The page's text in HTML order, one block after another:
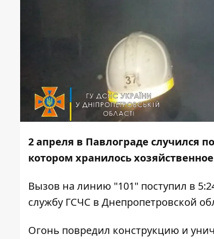
2 апреля в Павлограде случился
котором хранилось
Вызов на линию "101" поступил в
службу ГСЧС в Днепропетровской
Огонь повредил конструкцию и